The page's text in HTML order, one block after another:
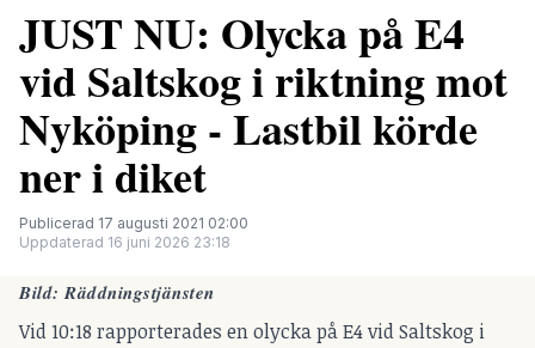
JUST NU: Olycka på E4
vid Saltskog i riktning mot
Nyköping - Lastbil körde
ner i diket
Publicerad 17 augusti 2021 02:00
Uppdaterad 16 juni 2026 23:18
Bild: Räddningstjänsten
Vid 10:18 rapporterades en olycka på E4 vid Saltskog i